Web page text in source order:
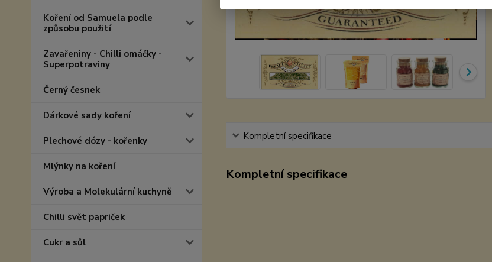
Koření od Samuela podle
způsobu použití
Zavařeniny - Chilli omáčky -
Superpotraviny
Černý česnek
Dárkové sady koření
Plechové dózy - kořenky
Mlýnky na koření
Výroba a Molekulární kuchyně
Chilli svět papriček
Cukr a sůl
Kompletní specifikace
Kompletní specifikace